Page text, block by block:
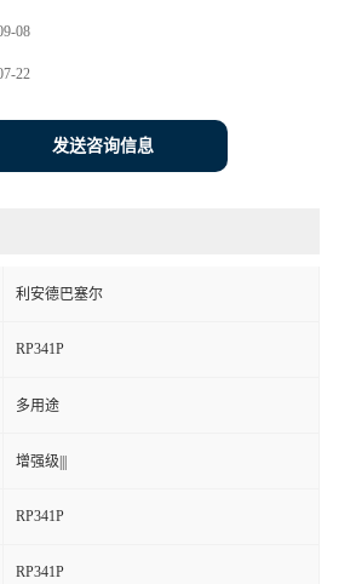
08
22
发送咨询信息
利安德巴塞尔
RP341P
多用途
增强级|||
RP341P
RP341P